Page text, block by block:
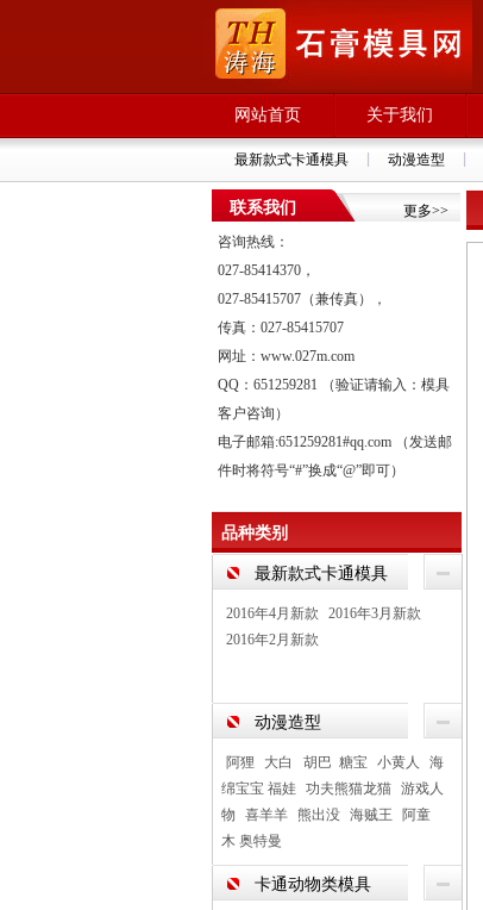
网站首页 关于我们
最新款式卡通模具 动漫造型
更多>>
联系我们
咨询热线：
027-85414370，
027-85415707（兼传真），
传真：027-85415707
网址：www.027m.com
QQ：651259281 （验证请输入：模具
客户咨询）
电子邮箱:651259281#qq.com （发送邮
件时将符号“#”换成“@”即可）
品种类别
最新款式卡通模具
2016年4月新款
2016年3月新款
2016年2月新款
动漫造型
阿狸 大白 胡巴 糖宝 小黄人
海
绵宝宝 福娃
功夫熊猫龙猫
游戏人
物
喜羊羊 熊出没 海贼王
阿童
木 奥特曼
卡通动物类模具